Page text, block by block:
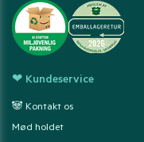
❤ Kundeservice
🐼 Kontakt os
Mød holdet